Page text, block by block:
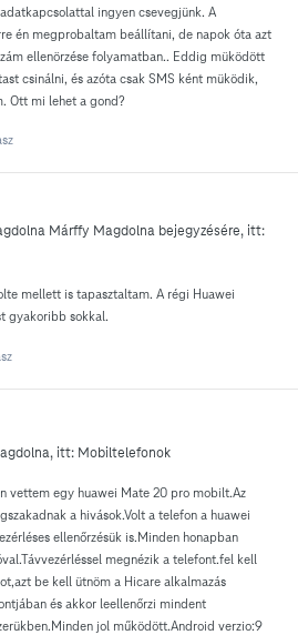
ingyen csevegjünk. A
én megprobaltam beállítani, de napok óta azt
ellenörzése folyamatban.. Eddig müködött
csinálni, és azóta csak SMS ként müködik,
Ott mi lehet a gond?
Márffy Magdolna bejegyzésére, itt:
mellett is tapasztaltam. A régi Huawei
gyakoribb sokkal.
, itt: Mobiltelefonok
vettem egy huawei Mate 20 pro mobilt.Az
a hivások.Volt a telefon a huawei
ellenőrzésük is.Minden honapban
megnézik a telefont.fel kell
be kell ütnöm a Hicare alkalmazás
és akkor leellenőrzi mindent
jol működött.Android verzio:9